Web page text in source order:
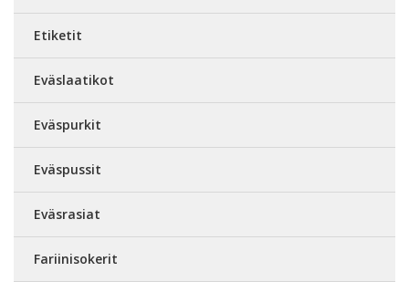
Etiketit
Eväslaatikot
Eväspurkit
Eväspussit
Eväsrasiat
Fariinisokerit